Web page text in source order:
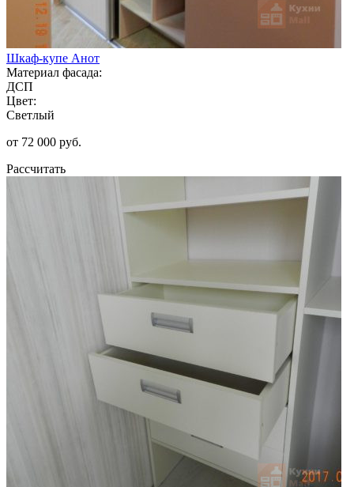
Шкаф-купе Анот
Материал фасада:
ДСП
Цвет:
Светлый
от 72 000 руб.
Рассчитать